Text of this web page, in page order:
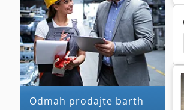
Odmah prodajte barth
Podigni Tablice Stolovi